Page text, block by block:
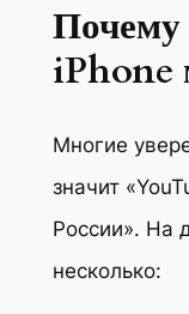
iPhone
Многие
значит
России». На
несколько: